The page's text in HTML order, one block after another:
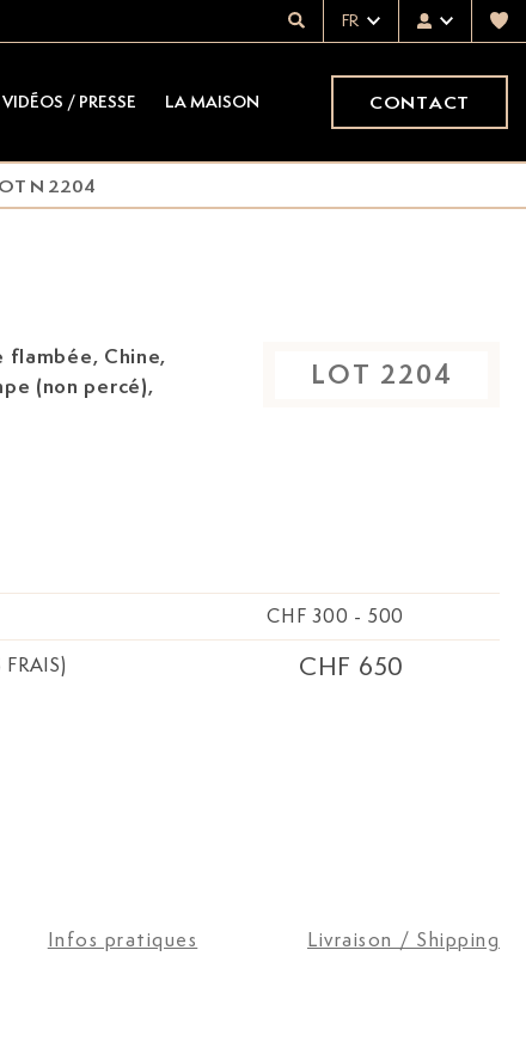
FR
VIDÉOS / PRESSE LA MAISON CONTACT
N 2204
flambée, Chine,
LOT 2204
CHF 300 - 500
CHF 650
Infos pratiques Livraison / Shipping